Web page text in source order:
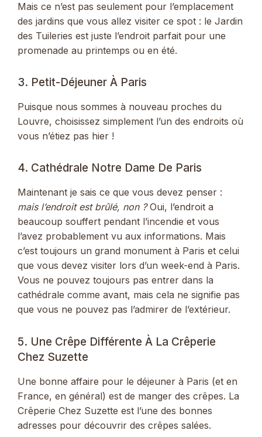
Mais ce n’est pas seulement pour l’emplacement
des jardins que vous allez visiter ce spot : le Jardin
des Tuileries est juste l’endroit parfait pour une
promenade au printemps ou en été.
3. Petit-Déjeuner À Paris
Puisque nous sommes à nouveau proches du
Louvre, choisissez simplement l’un des endroits où
vous n’étiez pas hier !
4. Cathédrale Notre Dame De Paris
Maintenant je sais ce que vous devez penser :
mais l’endroit est brûlé, non ?Oui, l’endroit a
beaucoup souffert pendant l’incendie et vous
l’avez probablement vu aux informations. Mais
c’est toujours un grand monument à Paris et celui
que vous devez visiter lors d’un week-end à Paris.
Vous ne pouvez toujours pas entrer dans la
cathédrale comme avant, mais cela ne signifie pas
que vous ne pouvez pas l’admirer de l’extérieur.
5. Une Crêpe Différente À La Crêperie
Chez Suzette
Une bonne affaire pour le déjeuner à Paris (et en
France, en général) est de manger des crêpes. La
Crêperie Chez Suzette est l’une des bonnes
adresses pour découvrir des crêpes salées.